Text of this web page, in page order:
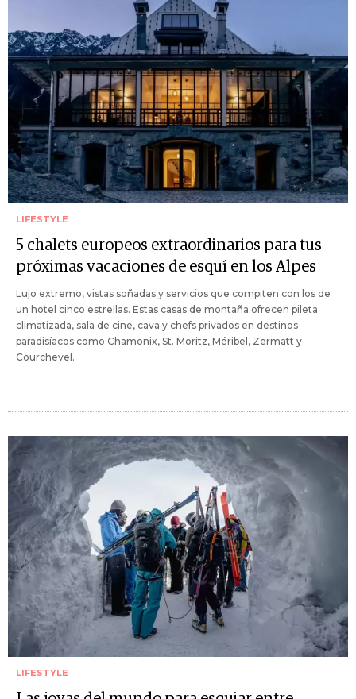
LIFESTYLE
5 chalets europeos extraordinarios para tus
próximas vacaciones de esquí en los Alpes
Lujo extremo, vistas soñadas y servicios que compiten con los de
un hotel cinco estrellas. Estas casas de montaña ofrecen pileta
climatizada, sala de cine, cava y chefs privados en destinos
paradisíacos como Chamonix, St. Moritz, Méribel, Zermatt y
Courchevel.
LIFESTYLE